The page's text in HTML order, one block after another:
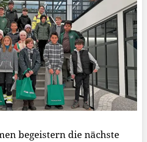
begeistern die nächste